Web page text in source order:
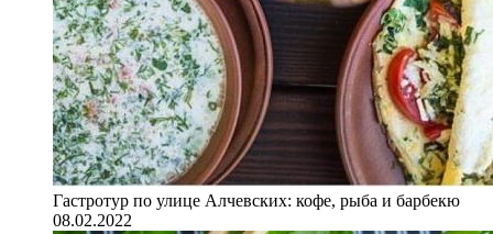
Гастротур по улице Алчевских: кофе, рыба и барбекю
08.02.2022